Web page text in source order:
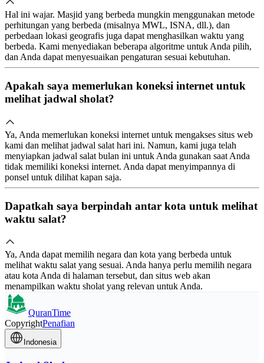
Hal ini wajar. Masjid yang berbeda mungkin menggunakan metode
perhitungan yang berbeda (misalnya MWL, ISNA, dll.), dan
perbedaan lokasi geografis juga dapat menghasilkan waktu yang
berbeda. Kami menyediakan beberapa algoritme untuk Anda pilih,
dan Anda dapat menyesuaikan pengaturan sesuai kebutuhan.
Apakah saya memerlukan koneksi internet untuk
melihat jadwal sholat?
Ya, Anda memerlukan koneksi internet untuk mengakses situs web
kami dan melihat jadwal salat hari ini. Namun, kami juga telah
menyiapkan jadwal salat bulan ini untuk Anda gunakan saat Anda
tidak memiliki koneksi internet. Anda dapat menyimpannya di
ponsel untuk dilihat kapan saja.
Dapatkah saya berpindah antar kota untuk melihat
waktu salat?
Ya, Anda dapat memilih negara dan kota yang berbeda untuk
melihat waktu salat yang sesuai. Anda hanya perlu memilih negara
atau kota Anda di halaman tersebut, dan situs web akan
menampilkan waktu sholat yang relevan untuk Anda.
QuranTime
CopyrightPenafian
Indonesia